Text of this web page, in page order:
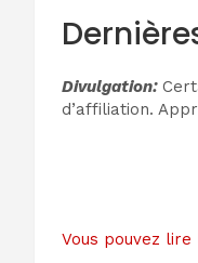
Divulgation:
d’affiliation.
Vous pouvez